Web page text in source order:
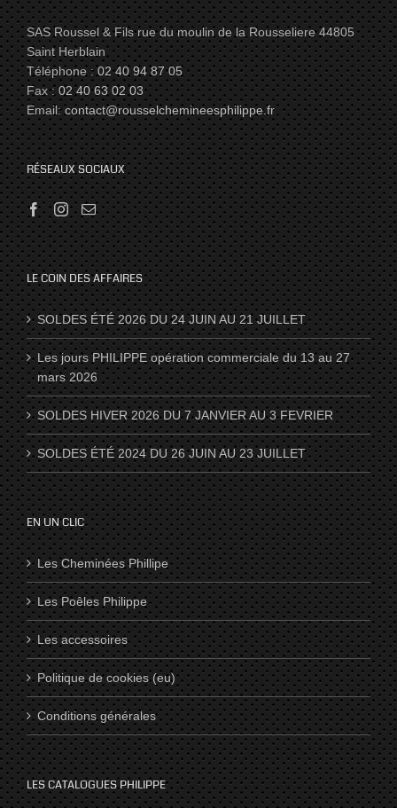
SAS Roussel & Fils rue du moulin de la Rousseliere 44805
Saint Herblain
Téléphone :02 40 94 87 05
Fax :02 40 63 02 03
Email:contact@rousselchemineesphilippe.fr
RÉSEAUX SOCIAUX
LE COIN DES AFFAIRES
SOLDES ÉTÉ 2026 DU 24 JUIN AU 21 JUILLET
Les jours PHILIPPE opération commerciale du 13 au 27
mars 2026
SOLDES HIVER 2026 DU 7 JANVIER AU 3 FEVRIER
SOLDES ÉTÉ 2024 DU 26 JUIN AU 23 JUILLET
EN UN CLIC
Les Cheminées Phillipe
Les Poêles Philippe
Les accessoires
Politique de cookies (eu)
Conditions générales
LES CATALOGUES PHILIPPE